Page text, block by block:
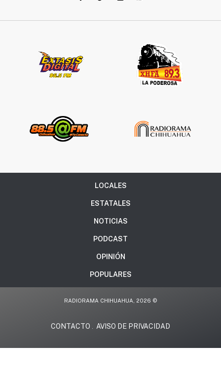
LOCALES
ESTATALES
NOTICIAS
PODCAST
OPINIÓN
POPULARES
RADIORAMA CHIHUAHUA, 2026 ©
CONTACTO AVISO DE PRIVACIDAD